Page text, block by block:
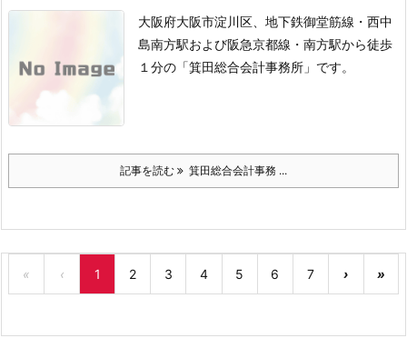
大阪府大阪市淀川区、地下鉄御堂筋線・西中
島南方駅および阪急京都線・南方駅から徒歩
１分の「箕田総合会計事務所」です。
記事を読む 箕田総合会計事務 ...
« ‹ 1 2 3 4 5 6 7 › »